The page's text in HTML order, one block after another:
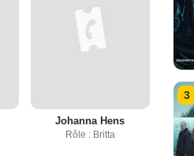
Johanna Hens
Rôle : Britta
3